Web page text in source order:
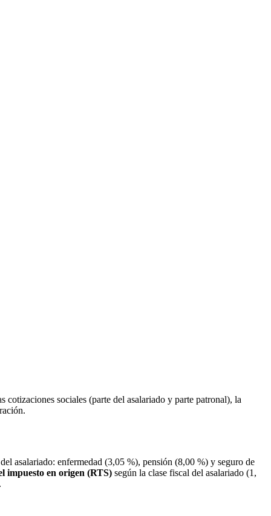
sociales (parte del asalariado y parte patronal), la
asalariado: enfermedad (3,05 %), pensión (8,00 %) y seguro de
impuesto en origen (RTS) según la clase fiscal del asalariado (1,